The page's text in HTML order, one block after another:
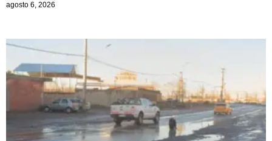
agosto 6, 2026